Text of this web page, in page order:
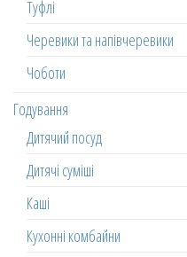
Туфлі
Черевики та напівчеревики
Чоботи
Годування
Дитячий посуд
Дитячі суміші
Каші
Кухонні комбайни